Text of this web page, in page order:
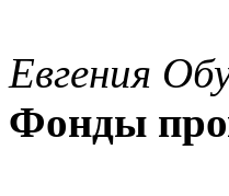
Евгения
Фонды